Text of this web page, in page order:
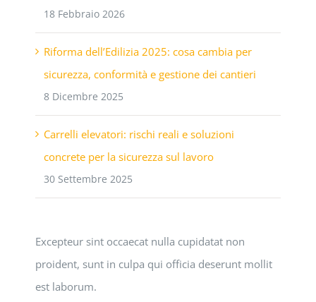
18 Febbraio 2026
Riforma dell’Edilizia 2025: cosa cambia per
sicurezza, conformità e gestione dei cantieri
8 Dicembre 2025
Carrelli elevatori: rischi reali e soluzioni
concrete per la sicurezza sul lavoro
30 Settembre 2025
Excepteur sint occaecat nulla cupidatat non
proident, sunt in culpa qui officia deserunt mollit
est laborum.